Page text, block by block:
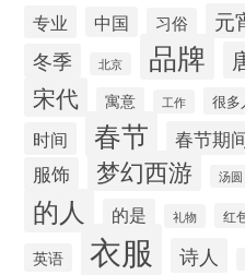
专业 中国 习俗 元
冬季 北京 品牌
宋代 寓意 工作 很多
时间 春节 春节期
服饰 梦幻西游 汤圆
的人 的是 礼物 红
英语 衣服 诗人